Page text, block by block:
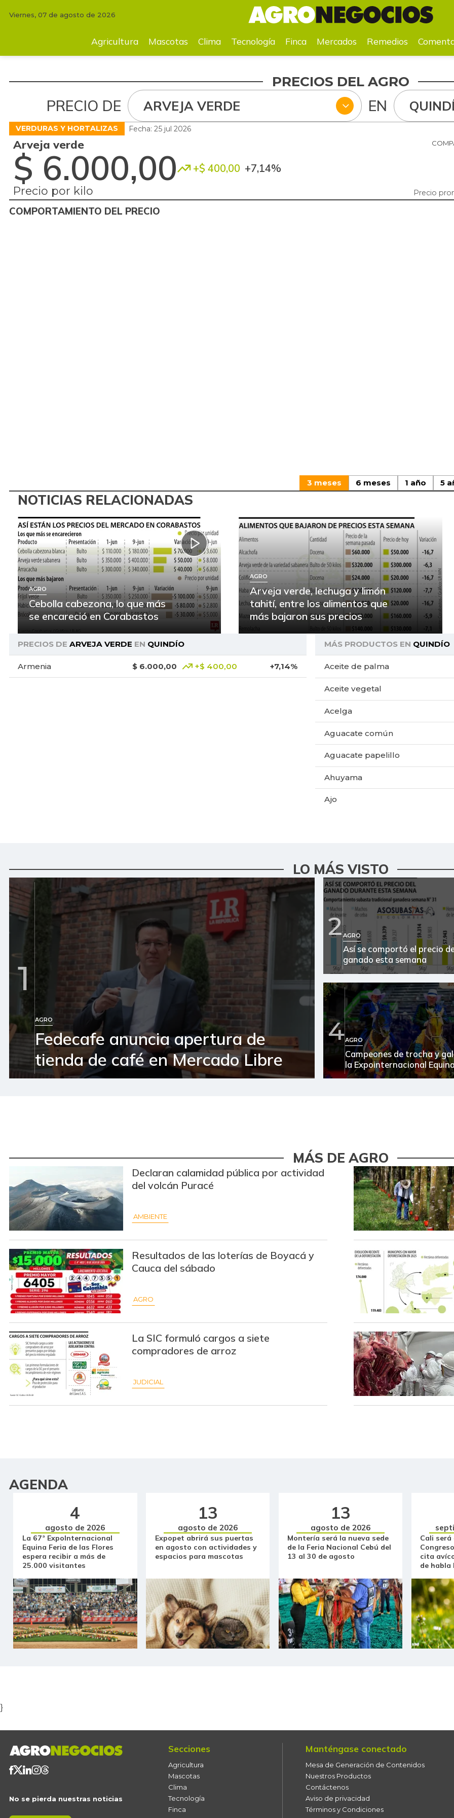
Mascotas Clima Tecnología Mercados Remedios Comentarios Agenda
Viernes, 07 de agosto de 2026
Agricultura Mascotas Clima Tecnología Finca Mercados Remedios
PRECIOS DEL AGRO
PRECIO DE ARVEJA VERDE EN
VERDURAS Y HORTALIZAS Fecha: 25 jul 2026
Arveja verde
$ 6.000,00 +$ 400,00 +7,14%
Precio por kilo
Precio
COMPORTAMIENTO DEL PRECIO
3 meses 6 meses 1 año 5
NOTICIAS RELACIONADAS
AGRO
Cebolla cabezona, lo que más
se encareció en Corabastos
AGRO
Arveja verde, lechuga y limón
tahití, entre los alimentos que
más bajaron sus precios
PRECIOS DE ARVEJA VERDE EN QUINDÍO
Armenia $ 6.000,00 +$ 400,00 +7,14%
MÁS PRODUCTOS EN QUINDÍO
Aceite de palma
Aceite vegetal
Acelga
Aguacate común
Aguacate papelillo
Ahuyama
Ajo
Arracacha blanca
Arroz de primera
Arveja verde seca
Atún en lata
Avena en hojuelas
Azúcar
Bagre rayado en postas
congelado
Banano criollo
Berenjena
Bocachico importado
Brazo sin hueso de cerdo
Cabeza de lomo de cerdo
Cadera de res
Café molido
Camarón Tití precocido
Carne de res en canal
Cazuela de mariscos
Cebolla cabezona blanca
Chócolo mazorca
Cilantro
Coco
Coliflor
Costilla de cerdo
Costilla de res
Espinazo de cerdo
Falda de res
Filete congelado de róbalo
Filete congelado de toyo
blanco
LO MÁS VISTO
1
AGRO
Fedecafe anuncia apertura de
tienda de café en Mercado Libre
2AGRO
Así se comportó el precio
ganado esta semana
4AGRO
Campeones de trocha y
la Expointernacional
MÁS DE AGRO
Declaran calamidad pública por actividad
del volcán Puracé
AMBIENTE
Resultados de las loterías de Boyacá y
Cauca del sábado
AGRO
La SIC formuló cargos a siete
compradores de arroz
JUDICIAL
AGENDA
4
agosto de 2026
La 67ª ExpoInternacional
Equina Feria de las Flores
espera recibir a más de
25.000 visitantes
13
agosto de 2026
Expopet abrirá sus puertas
en agosto con actividades y
espacios para mascotas
13
agosto de 2026
Montería será la nueva sede
de la Feria Nacional Cebú del
13 al 30 de agosto
Cali será
cita
de habla
}
No se pierda nuestras noticias
Secciones
Agricultura
Mascotas
Clima
Tecnología
Finca
Manténgase conectado
Mesa de Generación de Contenidos
Nuestros Productos
Contáctenos
Aviso de privacidad
Términos y Condiciones